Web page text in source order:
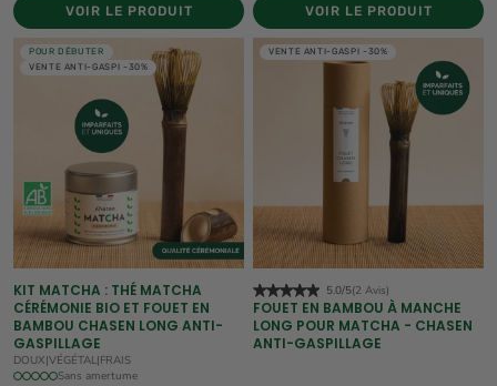
VOIR LE PRODUIT VOIR LE PRODUIT
POUR DÉBUTER
VENTE ANTI-GASPI -30%
KIT MATCHA : THÉ MATCHA
CÉRÉMONIE BIO ET FOUET EN
BAMBOU CHASEN LONG ANTI-
GASPILLAGE
DOUX|VÉGÉTAL|FRAIS
Sans amertume
VENTE ANTI-GASPI -30%
5.0/5(2 Avis)
FOUET EN BAMBOU À MANCHE
LONG POUR MATCHA - CHASEN
ANTI-GASPILLAGE